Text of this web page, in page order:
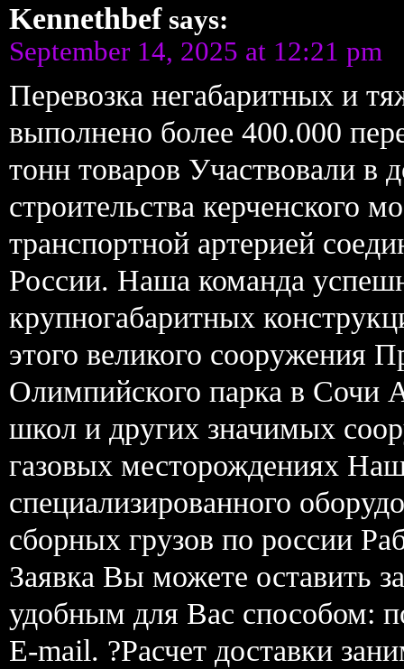
Kennethbef says:
September 14, 2025 at 12:21 pm
Перевозка негабаритных и
выполнено более 400.000
тонн товаров Участвовали в
строительства керченского
транспортной артерией
России. Наша команда
крупногабаритных
этого великого сооружения
Олимпийского парка в Сочи
школ и других значимых
газовых месторождениях
специализированного
сборных грузов по россии
Заявка Вы можете оставить
удобным для Вас способом:
E-mail. ?Расчет доставки